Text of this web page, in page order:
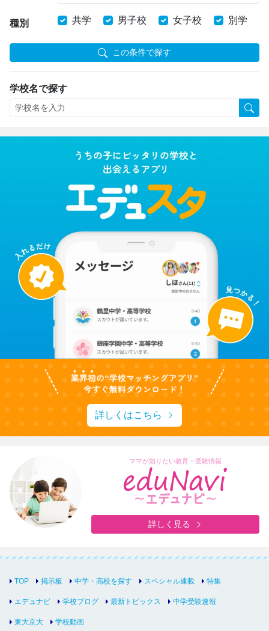
種別 共学 男子校 女子校 別学
この条件で探す
学校名で探す
詳しくはこちら
ママが知りたい教育・受験情報
詳しく見る
TOP 掲示板 中学・高校を探す スペシャル連載 特集
エデュナビ 学校ブログ 最新トピックス 中学受験速報
東大京大 学校動画